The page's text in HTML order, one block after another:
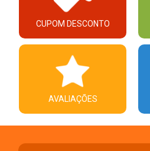
CUPOM DESCONTO
AVALIAÇÕES